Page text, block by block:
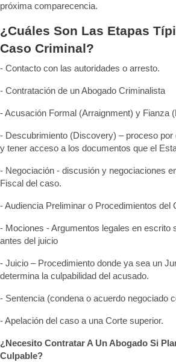
próxima comparecencia.
¿Cuáles Son Las Etapas
Caso Criminal?
- Contacto con las autoridades o arresto.
- Contratación de un Abogado Criminalista
- Acusación Formal (Arraignment) y Fianza
- Descubrimiento (Discovery) – proceso por
y tener acceso a los documentos que el
- Negociación - discusión y negociaciones
Fiscal del caso.
- Audiencia Preliminar o Procedimientos del
- Mociones - Argumentos legales en escrito
antes del juicio
- Juicio – Procedimiento donde ya sea un
determina la culpabilidad del acusado.
- Sentencia (condena o acuerdo negociado
- Apelación del caso a una Corte superior.
¿Necesito Contratar A Un Abogado Si
Culpable?